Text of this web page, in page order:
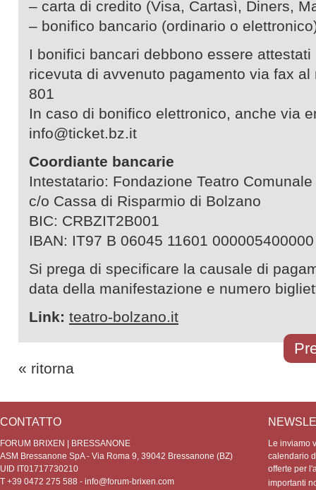
– carta di credito (Visa, Cartasì, Diners,
– bonifico bancario (ordinario o
I bonifici bancari debbono essere
ricevuta di avvenuto pagamento via fax
801
In caso di bonifico elettronico, anche via
info@ticket.bz.it
Coordiante bancarie
Intestatario: Fondazione Teatro Comunale
c/o Cassa di Risparmio di Bolzano
BIC: CRBZIT2B001
IBAN: IT97 B 06045 11601 000005400000
Si prega di specificare la causale di
data della manifestazione e numero
Link: teatro-bolzano.it
« ritorna
CONTATTO
FORUM BRIXEN | BRESSANONE
ASM Bressanone SpA - Via Roma 9, 39042 Bressanone (BZ)
UID IT01717730210
T +39 0472 275 588 - info@forum-brixen.com
Le inviamo
calendario
offerte per
importanti